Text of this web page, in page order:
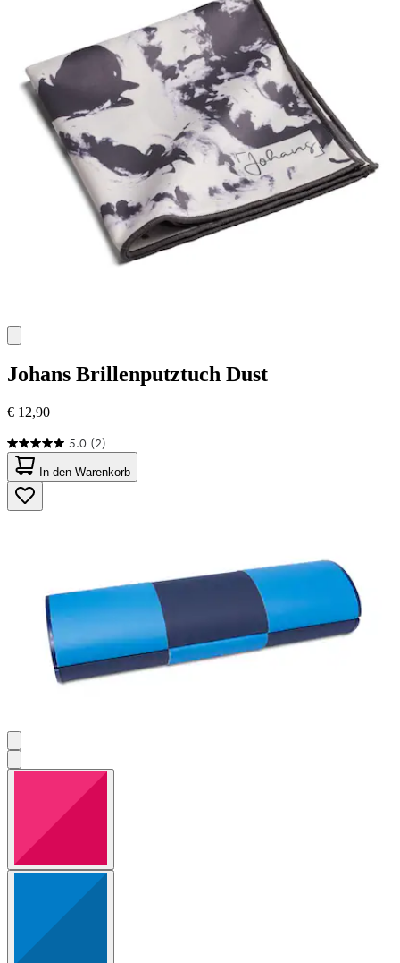
Johans Brillenputztuch Dust
€ 12,90
5.0 (2)
5.0
von
5
Sternen.
2
In den Warenkorb